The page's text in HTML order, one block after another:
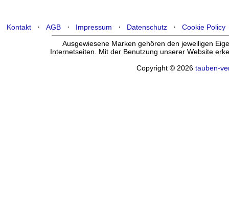
Kontakt· AGB· Impressum · Datenschutz· Cookie Policy
Ausgewiesene Marken gehören den jeweiligen
Internetseiten. Mit der Benutzung unserer Website
Copyright © 2026 tauben-